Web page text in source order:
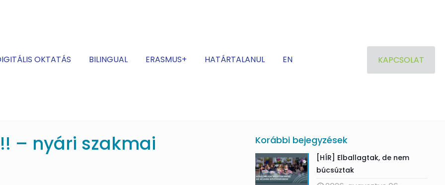
OKTATÁS BILINGUAL ERASMUS+ HATÁRTALANUL EN KAPCSOLAT
– nyári szakmai Korábbi bejegyzések
[HÍR] Elballagtak, de nem
búcsúztak